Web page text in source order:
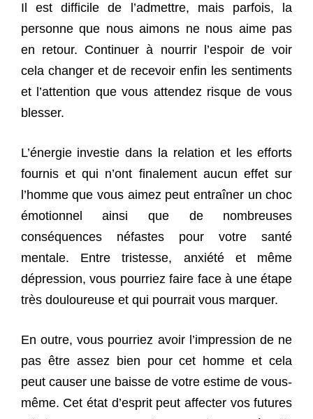
Il est difficile de l’admettre, mais parfois, la
personne que nous aimons ne nous aime pas
en retour. Continuer à nourrir l’espoir de voir
cela changer et de recevoir enfin les sentiments
et l’attention que vous attendez risque de vous
blesser.
L’énergie investie dans la relation et les efforts
fournis et qui n’ont finalement aucun effet sur
l’homme que vous aimez peut entraîner un choc
émotionnel ainsi que de nombreuses
conséquences néfastes pour votre santé
mentale. Entre tristesse, anxiété et même
dépression, vous pourriez faire face à une étape
très douloureuse et qui pourrait vous marquer.
En outre, vous pourriez avoir l’impression de ne
pas être assez bien pour cet homme et cela
peut causer une baisse de votre estime de vous-
même. Cet état d’esprit peut affecter vos futures